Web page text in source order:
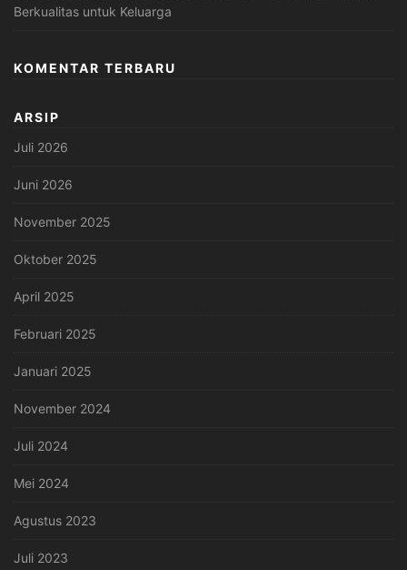
Berkualitas untuk Keluarga
KOMENTAR TERBARU
ARSIP
Juli 2026
Juni 2026
November 2025
Oktober 2025
April 2025
Februari 2025
Januari 2025
November 2024
Juli 2024
Mei 2024
Agustus 2023
Juli 2023